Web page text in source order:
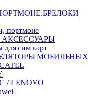
портмоне
для сим карт
МОБИЛЬНЫХ
/ LENOVO